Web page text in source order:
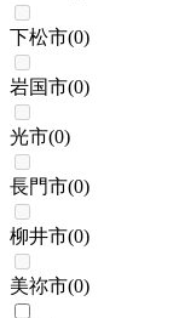
下松市(0)
岩国市(0)
光市(0)
長門市(0)
柳井市(0)
美祢市(0)